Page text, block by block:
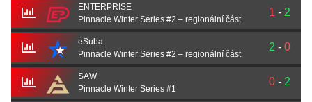
ENTERPRISE
Pinnacle Winter Series #2 – regionální část
1 - 2
eSuba
Pinnacle Winter Series #2 – regionální část
2 - 0
SAW
Pinnacle Winter Series #1
0 - 2